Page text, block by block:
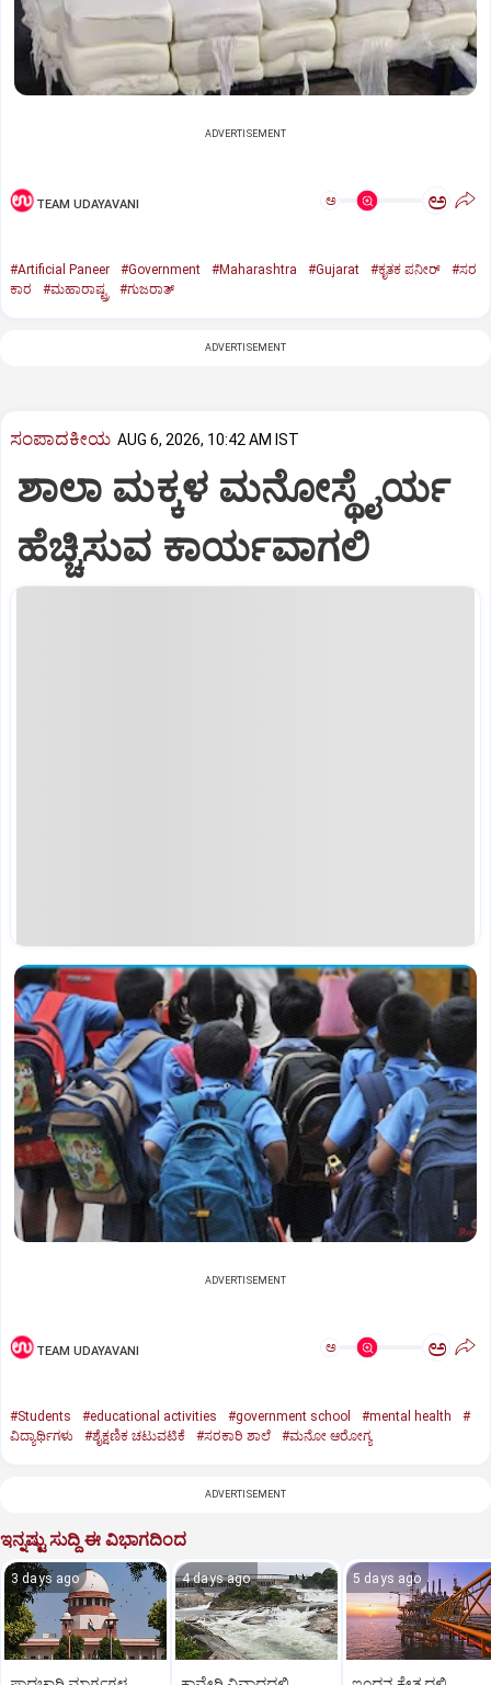
ADVERTISEMENT
TEAM UDAYAVANI ಅ ಅ
#Artificial Paneer #Government #Maharashtra #Gujarat #ಕೃತಕ ಪನೀರ್‌
#ಸರ
ಕಾರ
#ಮಹಾರಾಷ್ಟ್ರ #ಗುಜರಾತ್‌
ADVERTISEMENT
ಸಂಪಾದಕೀಯ AUG 6, 2026, 10:42 AM IST
ಶಾಲಾ ಮಕ್ಕಳ ಮನೋಸ್ಥೈರ್ಯ
ಹೆಚ್ಚಿಸುವ ಕಾರ್ಯವಾಗಲಿ
ADVERTISEMENT
TEAM UDAYAVANI ಅ ಅ
#Students #educational activities #government school #mental health
#
ವಿದ್ಯಾರ್ಥಿಗಳು
#ಶೈಕ್ಷಣಿಕ ಚಟುವಟಿಕೆ #ಸರಕಾರಿ ಶಾಲೆ #ಮನೋ ಆರೋಗ್ಯ
ADVERTISEMENT
ಇನ್ನಷ್ಟು ಸುದ್ದಿ ಈ ವಿಭಾಗದಿಂದ
3 days ago 4 days ago 5 days ago